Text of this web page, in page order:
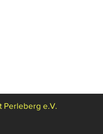
Perleberg e.V.